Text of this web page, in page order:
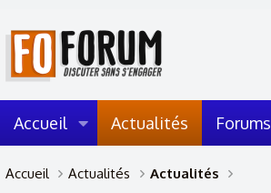
Accueil Actualités Forums
Accueil Actualités Actualités